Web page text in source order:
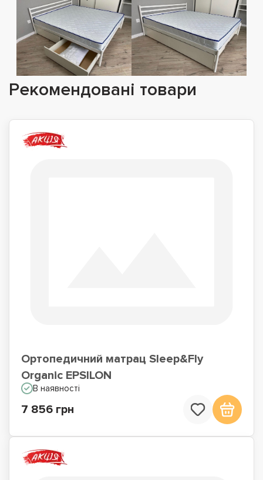
Рекомендовані товари
Ортопедичний матрац Sleep&Fly
Organic EPSILON
В наявності
7 856 грн